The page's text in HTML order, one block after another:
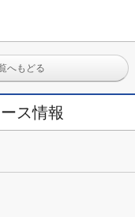
へもどる
ス情報